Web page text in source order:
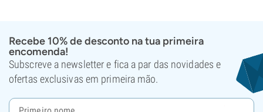
Recebe 10% de desconto na tua primeira
encomenda!
Subscreve a newsletter e fica a par das novidades e
ofertas exclusivas em primeira mão.